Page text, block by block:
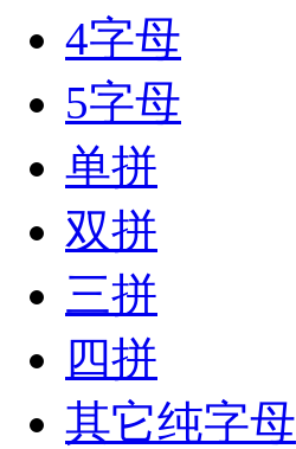
4字母
5字母
单拼
双拼
三拼
四拼
其它纯字母